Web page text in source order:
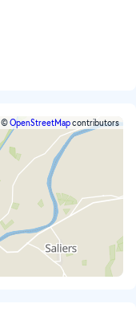
©OpenStreetMapcontributors